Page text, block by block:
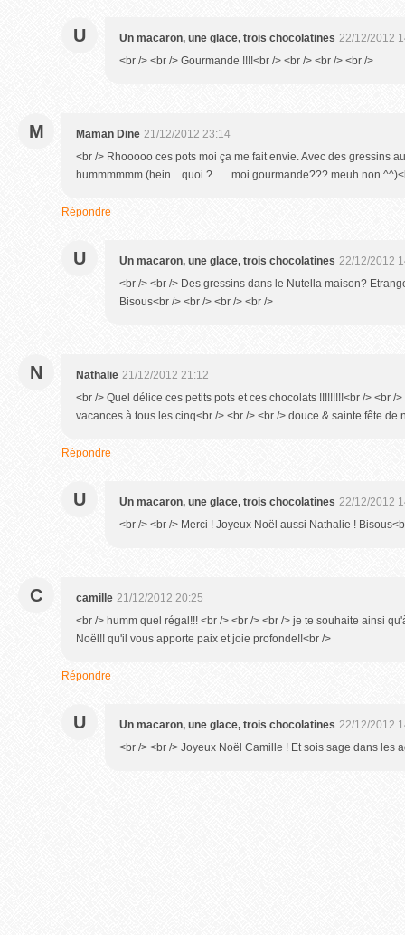
U Un macaron, une glace, trois chocolatines 22/12/2012
<br /> <br /> Gourmande !!!!<br /> <br /> <br /> <br />
M Maman Dine 21/12/2012 23:14
<br /> Rhooooo ces pots moi ça me fait envie. Avec des gressins
hummmmmm (hein... quoi ? ..... moi gourmande??? meuh non
Répondre
U Un macaron, une glace, trois chocolatines 22/12/2012
<br /> <br /> Des gressins dans le Nutella maison?
Bisous<br /> <br /> <br /> <br />
N Nathalie 21/12/2012 21:12
<br /> Quel délice ces petits pots et ces chocolats !!!!!!!!!<br /> <br /
vacances à tous les cinq<br /> <br /> <br /> douce & sainte fête de
Répondre
U Un macaron, une glace, trois chocolatines 22/12/2012
<br /> <br /> Merci ! Joyeux Noël aussi Nathalie !
C camille 21/12/2012 20:25
<br /> humm quel régal!!! <br /> <br /> <br /> je te souhaite ainsi
Noël!! qu'il vous apporte paix et joie profonde!!<br />
Répondre
U Un macaron, une glace, trois chocolatines 22/12/2012
<br /> <br /> Joyeux Noël Camille ! Et sois sage dans les